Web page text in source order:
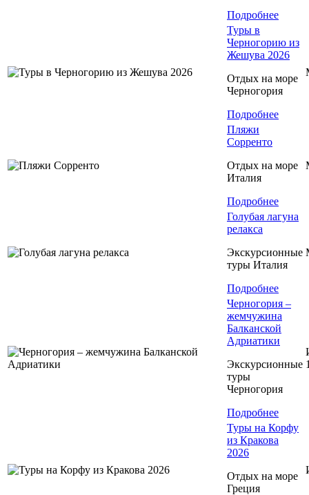
Подробнее
Туры в
Черногорию из
Жешува 2026
Отдых на море
Черногория
Подробнее
Пляжи
Сорренто
Отдых на море
Италия
Подробнее
Голубая лагуна
релакса
Экскурсионные
туры Италия
Подробнее
Черногория –
жемчужина
Балканской
Адриатики
Экскурсионные
туры
Черногория
Подробнее
Туры на Корфу
из Кракова
2026
Отдых на море
Греция